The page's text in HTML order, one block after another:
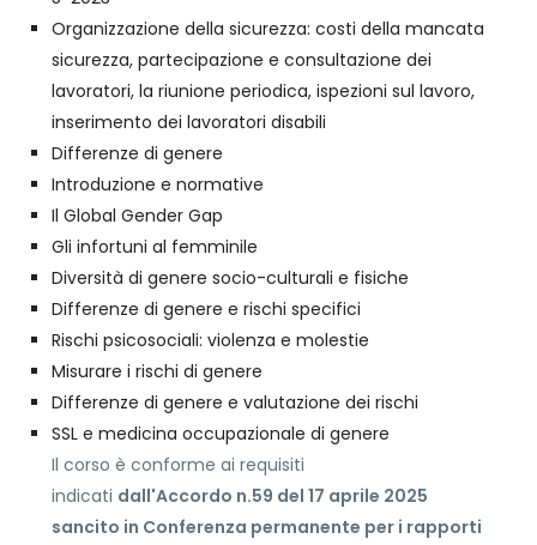
Organizzazione della sicurezza: costi della mancata
sicurezza, partecipazione e consultazione dei
lavoratori, la riunione periodica, ispezioni sul lavoro,
inserimento dei lavoratori disabili
Differenze di genere
Introduzione e normative
Il Global Gender Gap
Gli infortuni al femminile
Diversità di genere socio-culturali e fisiche
Differenze di genere e rischi specifici
Rischi psicosociali: violenza e molestie
Misurare i rischi di genere
Differenze di genere e valutazione dei rischi
SSL e medicina occupazionale di genere
Il corso è conforme ai requisiti
indicati dall'Accordo n.59 del 17 aprile 2025
sancito in Conferenza permanente per i rapporti